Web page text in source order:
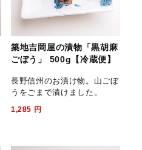
築地吉岡屋の漬物「黒胡麻
ごぼう」 500g【冷蔵便】
長野信州のお漬け物。山ごぼ
うをごまで漬けました。
1,285 円